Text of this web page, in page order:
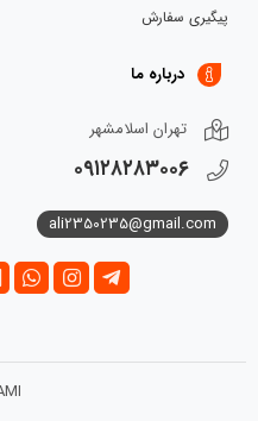
پیگیری سفارش
درباره ما
تهران اسلامشهر
۰۹۱۲۸۲۸۳۰۰۶
ali2350235@gmail.com